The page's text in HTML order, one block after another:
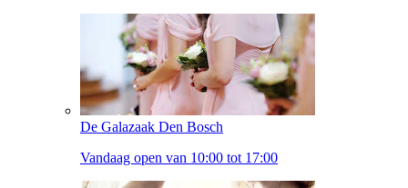
De Galazaak Den Bosch
Vandaag open van 10:00 tot 17:00